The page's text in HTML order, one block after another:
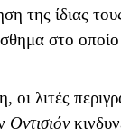
της ίδιας
στο
λιτές
Οντισιόν